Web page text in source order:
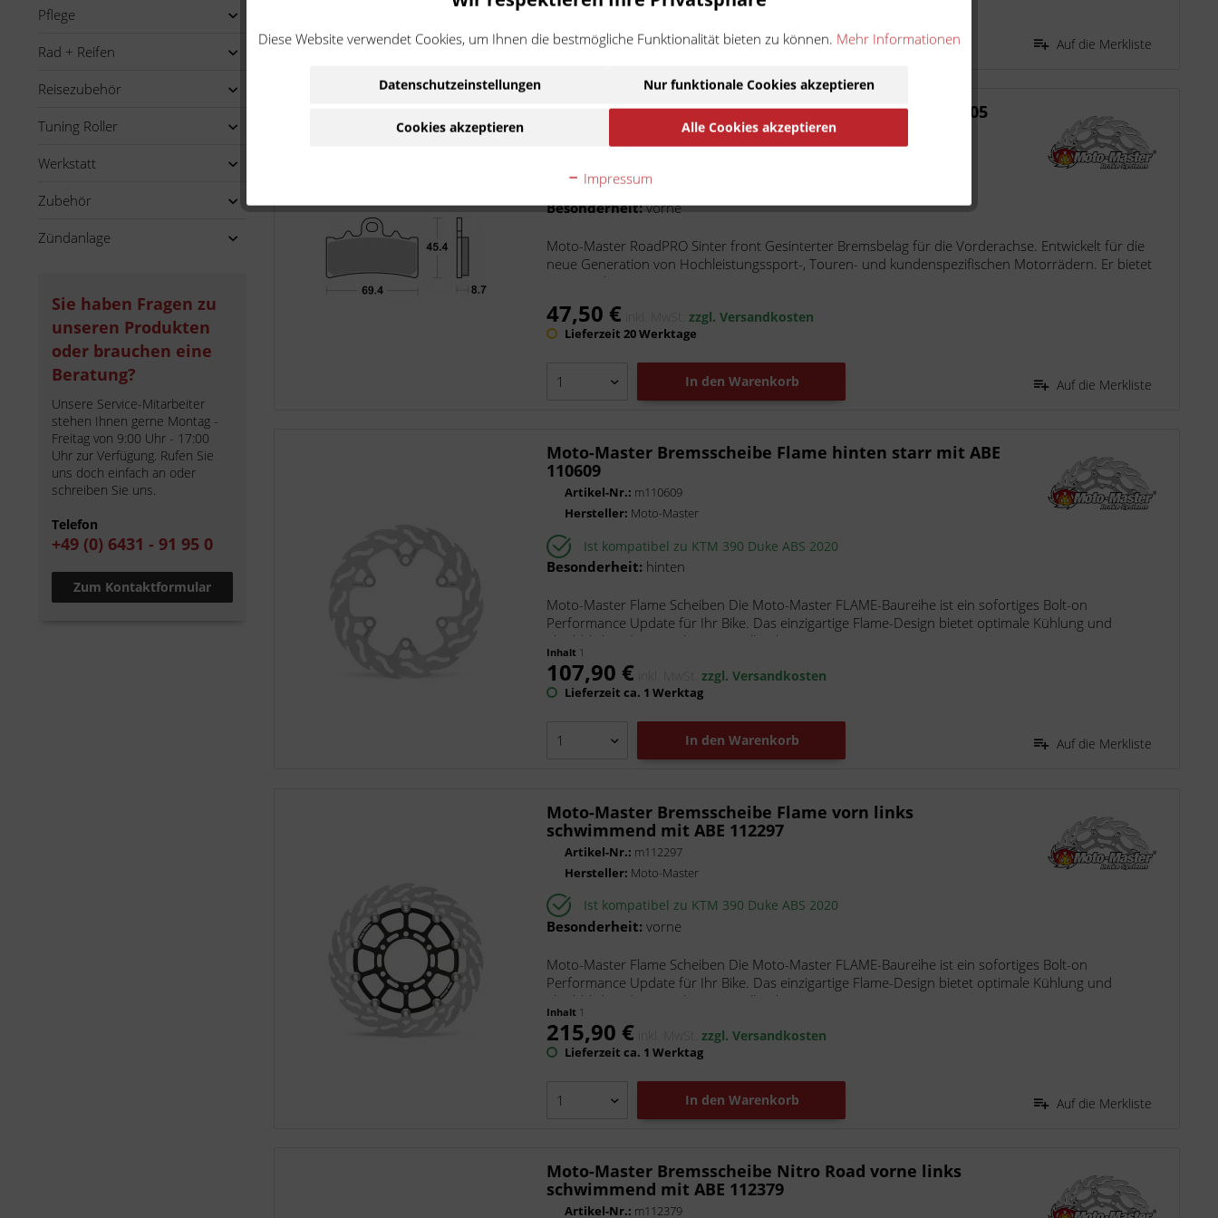
Pflege
Rad + Reifen
Reisezubehör
Tuning Roller
Werkstatt
Zubehör
Zündanlage
Sie haben Fragen zu
unseren Produkten
oder brauchen eine
Beratung?
Unsere Service-Mitarbeiter
stehen Ihnen gerne Montag -
Freitag von 9:00 Uhr - 17:00
Uhr zur Verfügung. Rufen Sie
uns doch einfach an oder
schreiben Sie uns.
Telefon
+49 (0) 6431 - 91 95 0
Zum Kontaktformular
In den Warenkorb Auf die Merkliste
Moto-Master Bremsbelag RoadPRO Sinter vorn 407605
m407605
Ist kompatibel zu KTM 390 Duke ABS 2020
Besonderheit:vorne
Moto-Master RoadPRO Sinter front Gesinterter Bremsbelag für die Vorderachse. Entwickelt für die
neue Generation von Hochleistungssport-, Touren- und kundenspezifischen Motorrädern. Er bietet
eine Kombination aus...
47,50 € inkl. MwSt.zzgl. Versandkosten
Lieferzeit 20 Werktage
In den Warenkorb Auf die Merkliste
Moto-Master Bremsscheibe Flame hinten starr mit ABE
110609
Artikel-Nr.: m110609
Hersteller: Moto-Master
Ist kompatibel zu KTM 390 Duke ABS 2020
Besonderheit: hinten
Moto-Master Flame Scheiben Die Moto-Master FLAME-Baureihe ist ein sofortiges Bolt-on
Performance Update für Ihr Bike. Das einzigartige Flame-Design bietet optimale Kühlung und
gleichbleibende Bremsleistung, selbst bei...
Inhalt 1
107,90 € inkl. MwSt.zzgl. Versandkosten
Lieferzeit ca. 1 Werktag
In den Warenkorb Auf die Merkliste
Moto-Master Bremsscheibe Flame vorn links
schwimmend mit ABE 112297
Artikel-Nr.: m112297
Hersteller: Moto-Master
Ist kompatibel zu KTM 390 Duke ABS 2020
Besonderheit: vorne
Moto-Master Flame Scheiben Die Moto-Master FLAME-Baureihe ist ein sofortiges Bolt-on
Performance Update für Ihr Bike. Das einzigartige Flame-Design bietet optimale Kühlung und
gleichbleibende Bremsleistung, selbst bei...
Inhalt 1
215,90 € inkl. MwSt.zzgl. Versandkosten
Lieferzeit ca. 1 Werktag
In den Warenkorb Auf die Merkliste
Moto-Master Bremsscheibe Nitro Road vorne links
schwimmend mit ABE 112379
Artikel-Nr.: m112379
Diese Website verwendet Cookies, um Ihnen die bestmögliche Funktionalität bieten zu können. Mehr Informationen
Datenschutzeinstellungen Nur funktionale Cookies akzeptieren
Cookies akzeptieren Alle Cookies akzeptieren
Impressum